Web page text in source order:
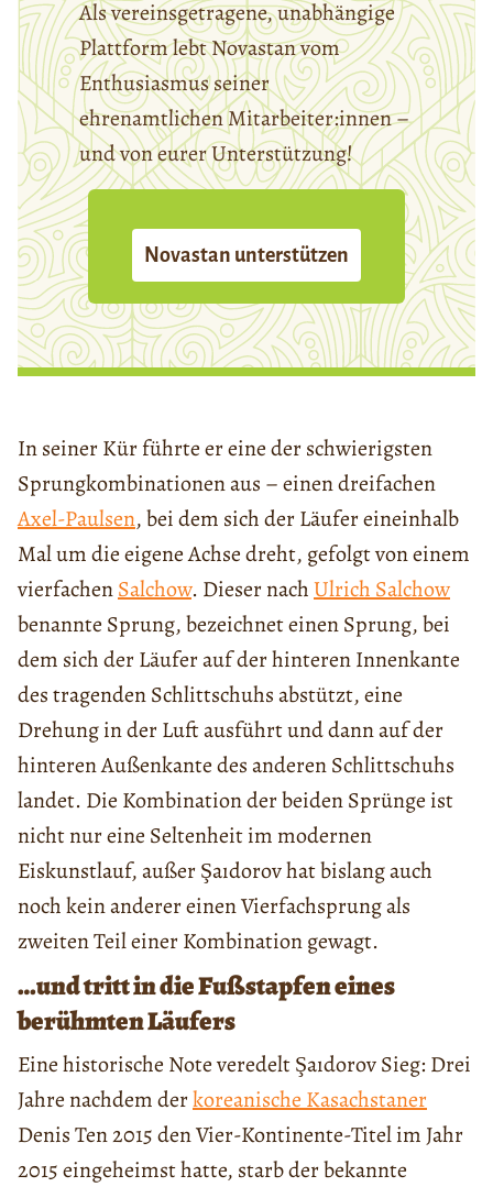
Als vereinsgetragene, unabhängige
Plattform lebt Novastan vom
Enthusiasmus seiner
ehrenamtlichen Mitarbeiter:innen –
und von eurer Unterstützung!
Novastan unterstützen
In seiner Kür führte er eine der schwierigsten
Sprungkombinationen aus – einen dreifachen
Axel-Paulsen, bei dem sich der Läufer eineinhalb
Mal um die eigene Achse dreht, gefolgt von einem
vierfachenSalchow. Dieser nachUlrich Salchow
benannte Sprung, bezeichnet einen Sprung, bei
dem sich der Läufer auf der hinteren Innenkante
des tragenden Schlittschuhs abstützt, eine
Drehung in der Luft ausführt und dann auf der
hinteren Außenkante des anderen Schlittschuhs
landet. Die Kombination der beiden Sprünge ist
nicht nur eine Seltenheit im modernen
Eiskunstlauf, außer Şaıdorov hat bislang auch
noch kein anderer einen Vierfachsprung als
zweiten Teil einer Kombination gewagt.
…und tritt in die Fußstapfen eines
berühmten Läufers
Eine historische Note veredelt Şaıdorov Sieg: Drei
Jahre nachdem derkoreanische Kasachstaner
Denis Ten 2015 den Vier-Kontinente-Titel im Jahr
2015 eingeheimst hatte, starb der bekannte